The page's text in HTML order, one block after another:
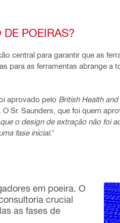
POEIRAS?
central para garantir que as
para as ferramentas abrange a
aprovado pelo British Health
Saunders, que foi quem
o design de extração não foi
fase inicial."
em poeira. O
crucial
as fases de